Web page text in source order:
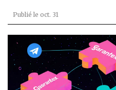
Publié le oct. 31